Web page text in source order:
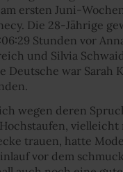
ersten Juni-
Die 28-Jährige
Stunden vor
und Silvia
Deutsche war Sarah
wegen deren
trauen, hatte
vor dem